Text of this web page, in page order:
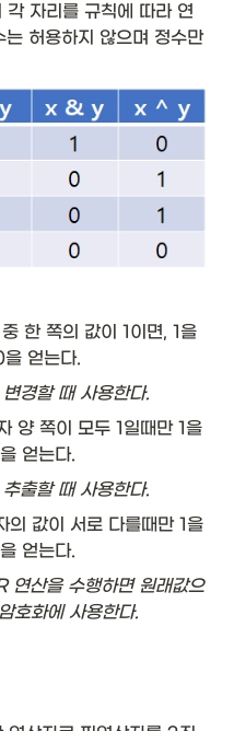
각 자리를 규칙에 따라 연
허용하지 않으며 정수만
한 쪽의 값이 1이면, 1을
얻는다.
경할 때 사용한다.
양 쪽이 모두 1일때만 1을
얻는다.
출할 때 사용한다.
값이 서로 다를때만 1을
얻는다.
연산을 수행하면 원래값으
호화에 사용한다.